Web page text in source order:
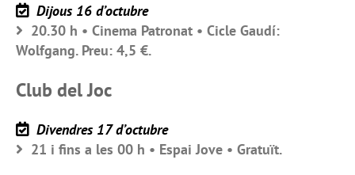
Dijous 16 d’octubre
20.30 h • Cinema Patronat • Cicle Gaudí:
Wolfgang. Preu: 4,5 €.
Club del Joc
Divendres 17 d’octubre
21 i fins a les 00 h • Espai Jove • Gratuït.